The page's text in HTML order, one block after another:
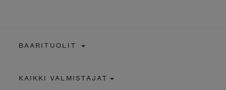
BAARITUOLIT
KAIKKI VALMISTAJAT